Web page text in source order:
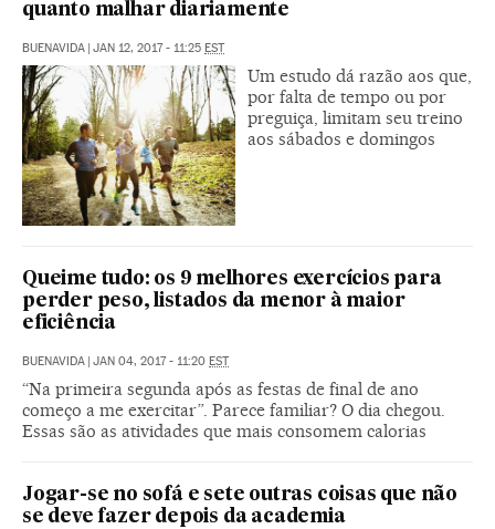
quanto malhar diariamente
BUENAVIDA JAN 12, 2017 - 11:25 EST
Um estudo dá razão aos que,
por falta de tempo ou por
preguiça, limitam seu treino
aos sábados e domingos
Queime tudo: os 9 melhores exercícios para
perder peso, listados da menor à maior
eficiência
BUENAVIDA JAN 04, 2017 - 11:20 EST
“Na primeira segunda após as festas de final de ano
começo a me exercitar”. Parece familiar? O dia chegou.
Essas são as atividades que mais consomem calorias
Jogar-se no sofá e sete outras coisas que não
se deve fazer depois da academia